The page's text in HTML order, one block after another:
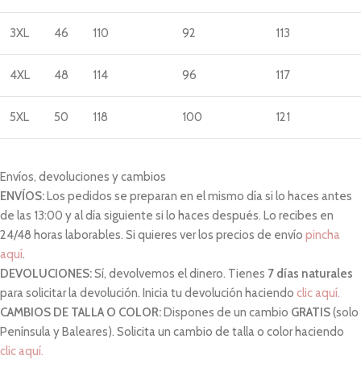
3XL 46 110 92 113
4XL 48 114 96 117
5XL 50 118 100 121
Envíos, devoluciones y cambios
ENVÍOS:Los pedidos se preparan en el mismo día si lo haces antes
de las 13:00 y al día siguiente si lo haces después. Lo recibes en
24/48 horas laborables. Si quieres ver los precios de envío pincha
aquí.
DEVOLUCIONES:Sí, devolvemos el dinero. Tienes 7 días naturales
para solicitar la devolución. Inicia tu devolución haciendo clic aquí.
CAMBIOS DE TALLA O COLOR:Dispones de un cambio GRATIS(solo
Península y Baleares). Solicita un cambio de talla o color haciendo
clic aquí.